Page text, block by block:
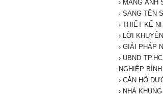
› MANG ÁNH
› SANG TÊN
› THIẾT KẾ
› LỜI
› GIẢI PHÁP
› UBND
NGHIỆP
› CĂN HỘ
› NHÀ